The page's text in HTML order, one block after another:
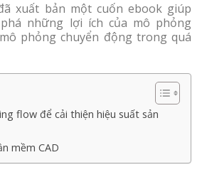
xuất bản một cuốn ebook giúp
những lợi ích của mô phỏng
phỏng chuyển động trong quá
flow để cải thiện hiệu suất sản
mềm CAD